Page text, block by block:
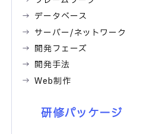
データベース
サーバー/ネットワーク
開発フェーズ
開発手法
Web制作
研修パッケージ